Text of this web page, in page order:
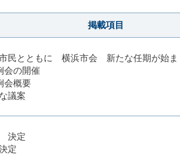
掲載項目
民とともに 横浜市会 新たな任期が始ま
会の開催
会概要
議案
決定
定